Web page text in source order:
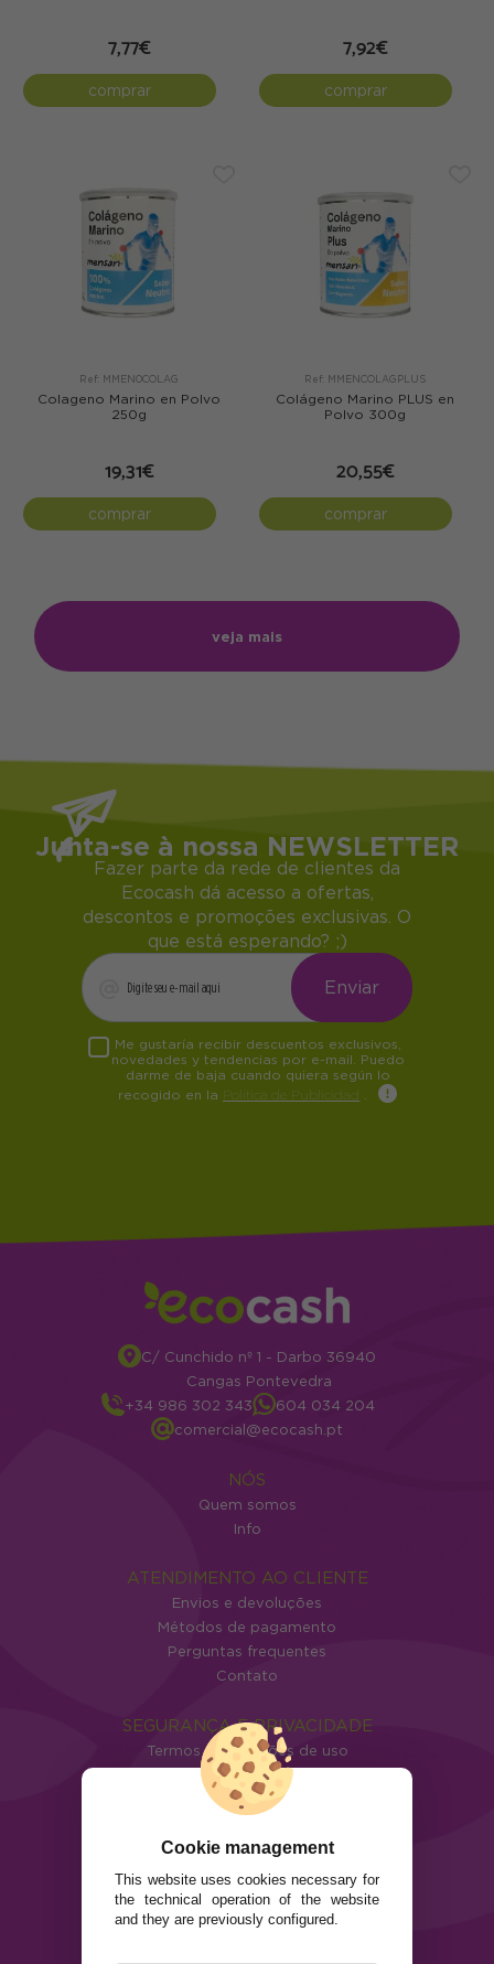
7,77€
comprar
7,92€
comprar
Ref: MMEN0COLAG
Colageno Marino en Polvo
250g
19,31€
comprar
Ref: MMENCOLAGPLUS
Colágeno Marino PLUS en
Polvo 300g
20,55€
comprar
veja mais
Junta-se à nossa NEWSLETTER
Fazer parte da rede de clientes da
Ecocash dá acesso a ofertas,
descontos e promoções exclusivas. O
que está esperando? ;)
Me gustaría recibir descuentos exclusivos,
novedades y tendencias por e-mail. Puedo
darme de baja cuando quiera según lo
recogido en la Política de Publicidad
C/ Cunchido nº 1 - Darbo 36940
Cangas Pontevedra
+34 986 302 343
604 034 204
comercial@ecocash.pt
NÓS
Quem somos
Info
ATENDIMENTO AO CLIENTE
Envios e devoluções
Métodos de pagamento
Perguntas frequentes
Contato
SEGURANÇA E PRIVACIDADE
Termos e condições de uso
Política de privacidade
Política de cookies
Cookie management
This website uses cookies necessary for
the technical operation of the website
and they are previously configured.